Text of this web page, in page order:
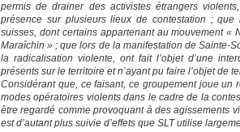
permis de drainer des activistes étrangers
présence sur plusieurs lieux de contestation ;
suisses, dont certains appartenant au mouvement «
Maraîchin » ; que lors de la manifestation de Sainte-
la radicalisation violente, ont fait l’objet d’une
présents sur le territoire et n’ayant pu faire l’objet de
Considérant que, ce faisant, ce groupement joue
modes opératoires violents dans le cadre de la
être regardé comme provoquant à des agissements
est d’autant plus suivie d’effets que SLT utilise